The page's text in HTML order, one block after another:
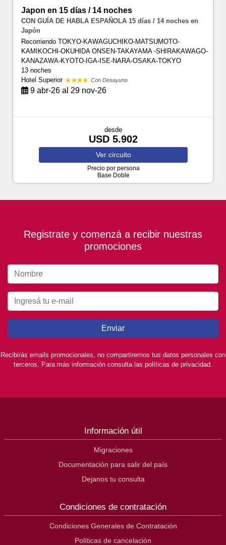
Japon en 15 días / 14 noches
CON GUÍA DE HABLA ESPAÑOLA 15 días / 14 noches en
Japón
Recorriendo TOKYO-KAWAGUCHIKO-MATSUMOTO-
KAMIKOCHI-OKUHIDA ONSEN-TAKAYAMA -SHIRAKAWAGO-
KANAZAWA-KYOTO-IGA-ISE-NARA-OSAKA-TOKYO
13 noches
Hotel Superior
Con Desayuno
9 abr-26 al 29 nov-26
desde
USD 5.902
Ver circuito
Precio por persona
Base Doble
Registrate y comenzá a recibir nuestras
promociones
Enviar
Recibirás emails promocionales, no compartiremos tus datos personales con
terceros. Para más información consulta las políticas de privacidad.
Información útil
Migraciones
Documentación para salir del país
Dejanos tu consulta
Condiciones de contratación
Condiciones Generales de Contratación
Políticas de cancelación